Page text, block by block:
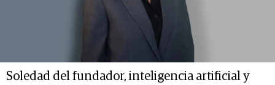
Soledad del fundador, inteligencia artificial y